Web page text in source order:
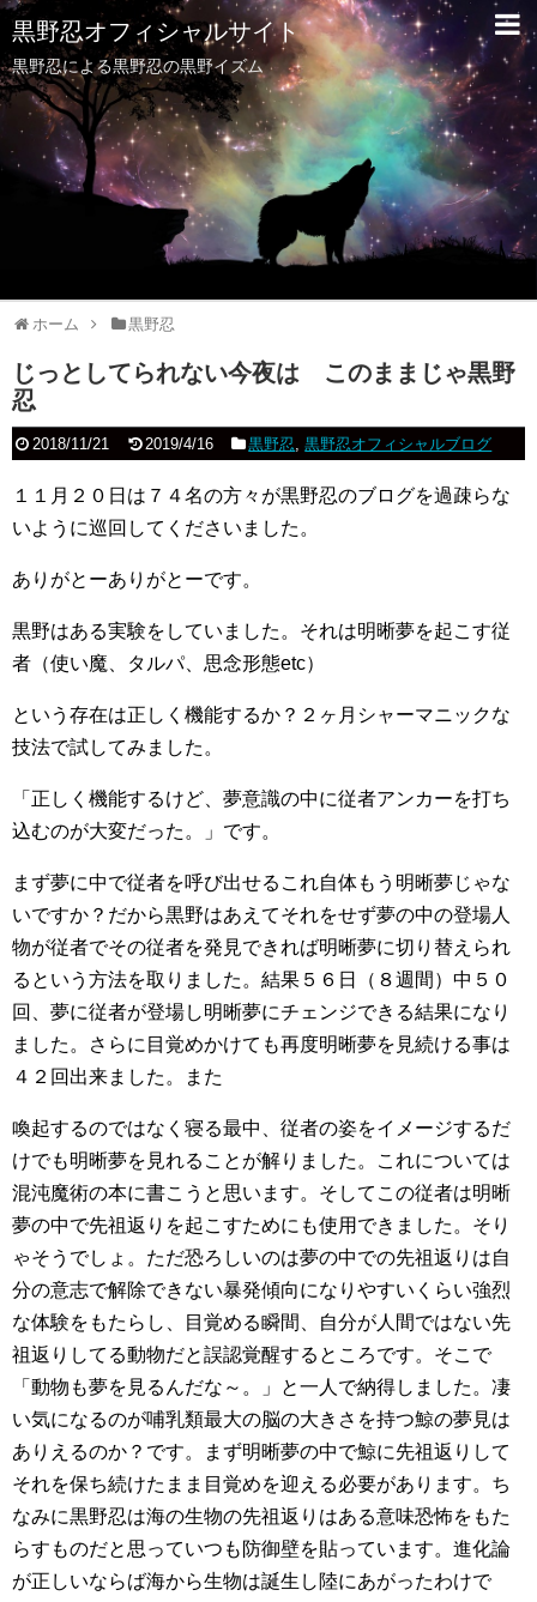
黒野忍オフィシャルサイト
黒野忍による黒野忍の黒野イズム
ホーム 黒野忍
じっとしてられない今夜は このままじゃ黒野
忍
2018/11/21 2019/4/16 黒野忍,黒野忍オフィシャルブログ
１１月２０日は７４名の方々が黒野忍のブログを過疎らな
いように巡回してくださいました。
ありがとーありがとーです。
黒野はある実験をしていました。それは明晰夢を起こす従
者（使い魔、タルパ、思念形態etc）
という存在は正しく機能するか？２ヶ月シャーマニックな
技法で試してみました。
「正しく機能するけど、夢意識の中に従者アンカーを打ち
込むのが大変だった。」です。
まず夢に中で従者を呼び出せるこれ自体もう明晰夢じゃな
いですか？だから黒野はあえてそれをせず夢の中の登場人
物が従者でその従者を発見できれば明晰夢に切り替えられ
るという方法を取りました。結果５６日（８週間）中５０
回、夢に従者が登場し明晰夢にチェンジできる結果になり
ました。さらに目覚めかけても再度明晰夢を見続ける事は
４２回出来ました。また
喚起するのではなく寝る最中、従者の姿をイメージするだ
けでも明晰夢を見れることが解りました。これについては
混沌魔術の本に書こうと思います。そしてこの従者は明晰
夢の中で先祖返りを起こすためにも使用できました。そり
ゃそうでしょ。ただ恐ろしいのは夢の中での先祖返りは自
分の意志で解除できない暴発傾向になりやすいくらい強烈
な体験をもたらし、目覚める瞬間、自分が人間ではない先
祖返りしてる動物だと誤認覚醒するところです。そこで
「動物も夢を見るんだな～。」と一人で納得しました。凄
い気になるのが哺乳類最大の脳の大きさを持つ鯨の夢見は
ありえるのか？です。まず明晰夢の中で鯨に先祖返りして
それを保ち続けたまま目覚めを迎える必要があります。ち
なみに黒野忍は海の生物の先祖返りはある意味恐怖をもた
らすものだと思っていつも防御壁を貼っています。進化論
が正しいならば海から生物は誕生し陸にあがったわけで